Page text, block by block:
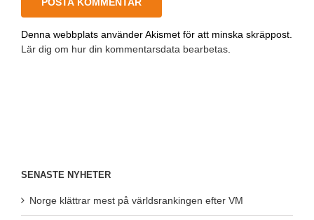
Denna webbplats använder Akismet för att minska skräppost.
Lär dig om hur din kommentarsdata bearbetas.
SENASTE NYHETER
Norge klättrar mest på världsrankingen efter VM